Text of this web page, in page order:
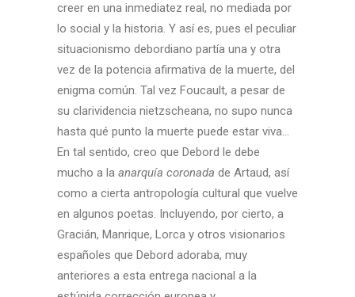
creer en una inmediatez real, no mediada por
lo social y la historia. Y así es, pues el peculiar
situacionismo debordiano partía una y otra
vez de la potencia afirmativa de la muerte, del
enigma común. Tal vez Foucault, a pesar de
su clarividencia nietzscheana, no supo nunca
hasta qué punto la muerte puede estar viva…
En tal sentido, creo que Debord le debe
mucho a la anarquía coronada de Artaud, así
como a cierta antropología cultural que vuelve
en algunos poetas. Incluyendo, por cierto, a
Gracián, Manrique, Lorca y otros visionarios
españoles que Debord adoraba, muy
anteriores a esta entrega nacional a la